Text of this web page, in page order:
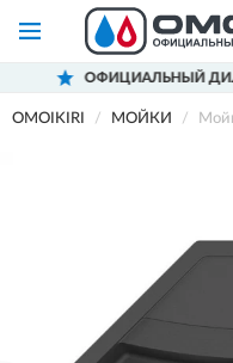
ДИЛЕР
OMOIKIRI МОЙКИ